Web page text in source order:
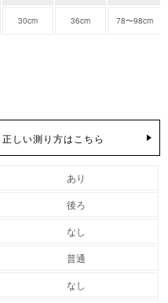
30cm 36cm 78〜98cm
しい測り方はこちら
あり
後ろ
なし
普通
なし